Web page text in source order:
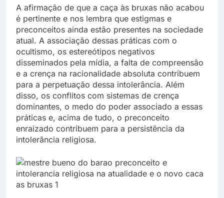
A afirmação de que a caça às bruxas não acabou
é pertinente e nos lembra que estigmas e
preconceitos ainda estão presentes na sociedade
atual. A associação dessas práticas com o
ocultismo, os estereótipos negativos
disseminados pela mídia, a falta de compreensão
e a crença na racionalidade absoluta contribuem
para a perpetuação dessa intolerância. Além
disso, os conflitos com sistemas de crença
dominantes, o medo do poder associado a essas
práticas e, acima de tudo, o preconceito
enraizado contribuem para a persistência da
intolerância religiosa.